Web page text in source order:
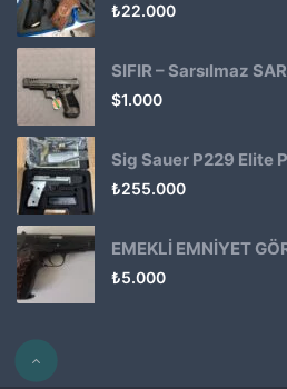
₺22.000
SIFIR – Sarsılmaz
$1.000
Sig Sauer P229 Elite
₺255.000
₺5.000